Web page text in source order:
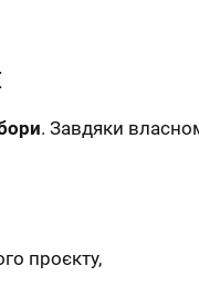
. Завдяки
проєкту,